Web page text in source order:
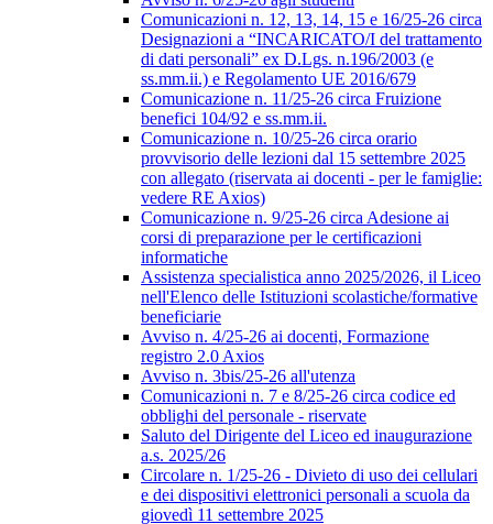
Comunicazioni n. 12, 13, 14, 15 e 16/25-26 circa
Designazioni a “INCARICATO/I del trattamento
di dati personali” ex D.Lgs. n.196/2003 (e
ss.mm.ii.) e Regolamento UE 2016/679
Comunicazione n. 11/25-26 circa Fruizione
benefici 104/92 e ss.mm.ii.
Comunicazione n. 10/25-26 circa orario
provvisorio delle lezioni dal 15 settembre 2025
con allegato (riservata ai docenti - per le famiglie:
vedere RE Axios)
Comunicazione n. 9/25-26 circa Adesione ai
corsi di preparazione per le certificazioni
informatiche
Assistenza specialistica anno 2025/2026, il Liceo
nell'Elenco delle Istituzioni scolastiche/formative
beneficiarie
Avviso n. 4/25-26 ai docenti, Formazione
registro 2.0 Axios
Avviso n. 3bis/25-26 all'utenza
Comunicazioni n. 7 e 8/25-26 circa codice ed
obblighi del personale - riservate
Saluto del Dirigente del Liceo ed inaugurazione
a.s. 2025/26
Circolare n. 1/25-26 - Divieto di uso dei cellulari
e dei dispositivi elettronici personali a scuola da
giovedì 11 settembre 2025